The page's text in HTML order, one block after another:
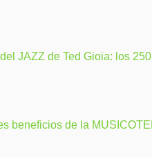
JAZZ de Ted Gioia: los
beneficios de la